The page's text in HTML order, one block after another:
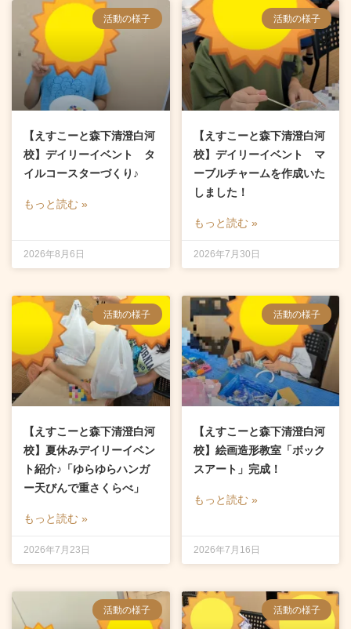
活動の様子
【えすこーと森下清澄白河
校】デイリーイベント タ
イルコースターづくり♪
もっと読む »
2026年8月6日
活動の様子
【えすこーと森下清澄白河
校】デイリーイベント マ
ーブルチャームを作成いた
しました！
もっと読む »
2026年7月30日
活動の様子
【えすこーと森下清澄白河
校】夏休みデイリーイベン
ト紹介♪「ゆらゆらハンガ
ー天びんで重さくらべ」
もっと読む »
2026年7月23日
活動の様子
【えすこーと森下清澄白河
校】絵画造形教室「ボック
スアート」完成！
もっと読む »
2026年7月16日
活動の様子 活動の様子
ペ
ー
ペ
ー
ペ
ー
ジ
ー
ジ